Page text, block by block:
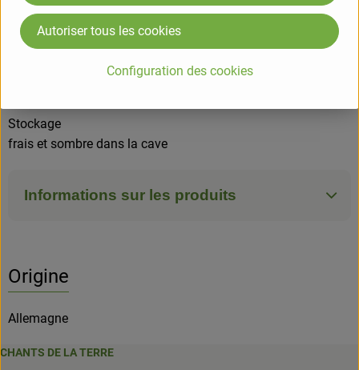
Goût
acidulée
Stockage
frais et sombre dans la cave
Informations sur les produits
Origine
Allemagne
CHANTS DE LA TERRE
Configuration des cookies
Autoriser tous les cookies